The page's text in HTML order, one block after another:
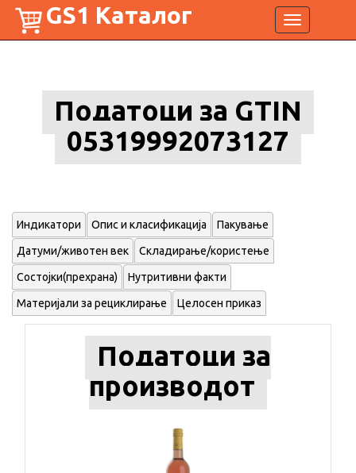
Toggle
navigation
GS1 Каталог
Податоци за GTIN
05319992073127
Индикатори Опис и класификација Пакување
Датуми/животен век Складирање/користење
Состојки(прехрана) Нутритивни факти
Материјали за рециклирање Целосен приказ
Податоци за
производот